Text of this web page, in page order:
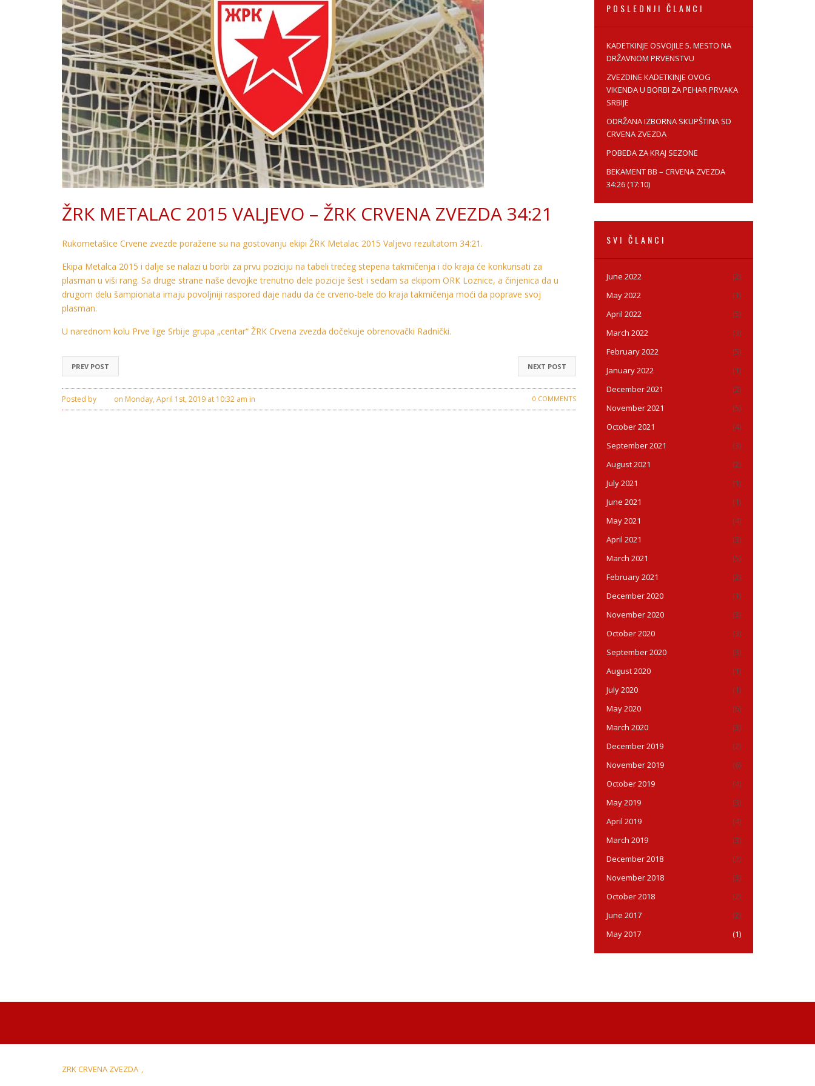
ŽRК METALAC 2015 VALJEVO – ŽRК CRVENA ZVEZDA 34:21
Rukometašice Crvene zvezde poražene su na gostovanju ekipi ŽRK Metalac 2015 Valjevo rezultatom 34:21.
Ekipa Metalca 2015 i dalje se nalazi u borbi za prvu poziciju na tabeli trećeg stepena takmičenja i do kraja će konkurisati za
plasman u viši rang. Sa druge strane naše devojke trenutno dele pozicije šest i sedam sa ekipom ORК Loznice, a činjenica da u
drugom delu šampionata imaju povoljniji raspored daje nadu da će crveno-bele do kraja takmičenja moći da poprave svoj
plasman.
U narednom kolu Prve lige Srbije grupa „centar“ ŽRК Crvena zvezda dočekuje obrenovački Radnički.
NEXT POST
PREV POST
0 COMMENTS
Posted by on Monday, April 1st, 2019 at 10:32 am in
POSLEDNJI ČLANCI
KADETKINJE OSVOJILE 5. MESTO NA
DRŽAVNOM PRVENSTVU
ZVEZDINE КADETКINJE OVOG
VIКENDA U BORBI ZA PEHAR PRVAКA
SRBIJE
ODRŽANA IZBORNA SКUPŠTINA SD
CRVENA ZVEZDA
POBEDA ZA KRAJ SEZONE
BEКAMENT BB – CRVENA ZVEZDA
34:26 (17:10)
SVI ČLANCI
June 2022
(2)
May 2022
(1)
April 2022
(5)
March 2022
(3)
February 2022
(5)
January 2022
(1)
December 2021
(2)
November 2021
(5)
October 2021
(4)
September 2021
(3)
August 2021
(2)
July 2021
(1)
June 2021
(1)
May 2021
(4)
April 2021
(3)
March 2021
(5)
February 2021
(2)
December 2020
(1)
November 2020
(3)
October 2020
(3)
September 2020
(3)
August 2020
(1)
July 2020
(1)
May 2020
(6)
March 2020
(3)
December 2019
(2)
November 2019
(6)
October 2019
(4)
May 2019
(3)
April 2019
(4)
March 2019
(3)
December 2018
(2)
November 2018
(3)
October 2018
(2)
June 2017
(2)
May 2017
(1)
ZRK CRVENA ZVEZDA ,